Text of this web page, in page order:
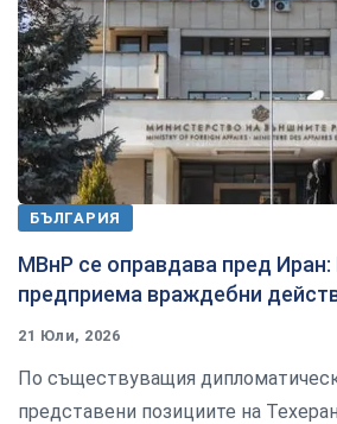
БЪЛГАРИЯ
МВнР се оправдава пред Иран:
предприема враждебни
21 Юли, 2026
По съществуващия
представени позициите на